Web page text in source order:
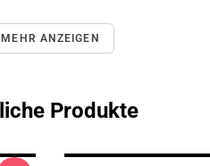
MEHR ANZEIGEN
Produkte